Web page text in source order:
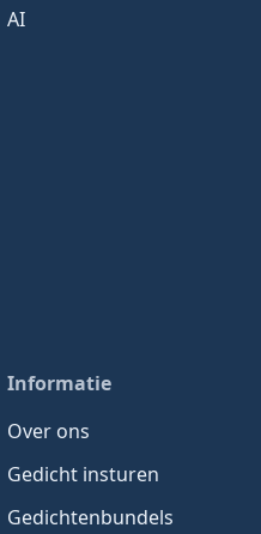
AI
Informatie
Over ons
Gedicht insturen
Gedichtenbundels